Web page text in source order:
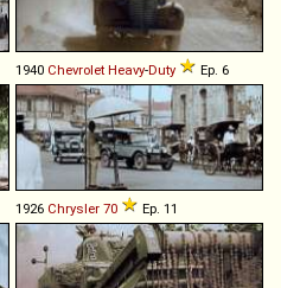
1940 Chevrolet Heavy-Duty Ep. 6
1926 Chrysler 70 Ep. 11